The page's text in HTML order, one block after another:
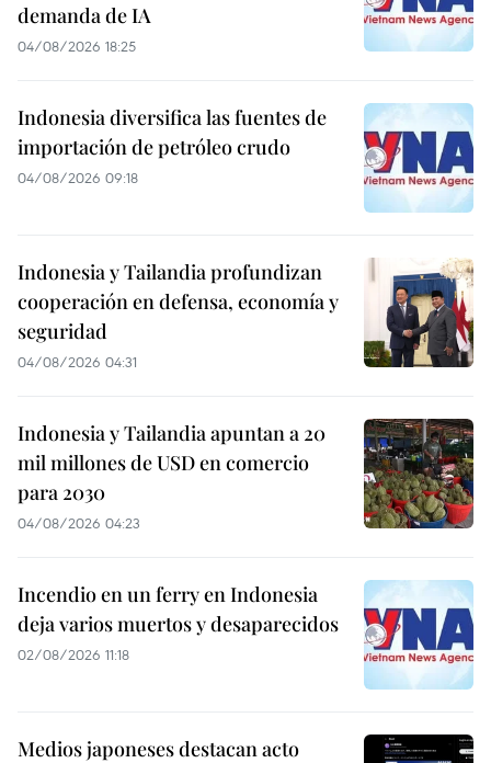
demanda de IA
04/08/2026 18:25
Indonesia diversifica las fuentes de
importación de petróleo crudo
04/08/2026 09:18
Indonesia y Tailandia profundizan
cooperación en defensa, economía y
seguridad
04/08/2026 04:31
Indonesia y Tailandia apuntan a 20
mil millones de USD en comercio
para 2030
04/08/2026 04:23
Incendio en un ferry en Indonesia
deja varios muertos y desaparecidos
02/08/2026 11:18
Medios japoneses destacan acto